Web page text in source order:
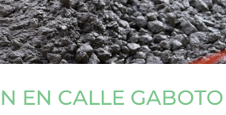
EN CALLE GABOTO